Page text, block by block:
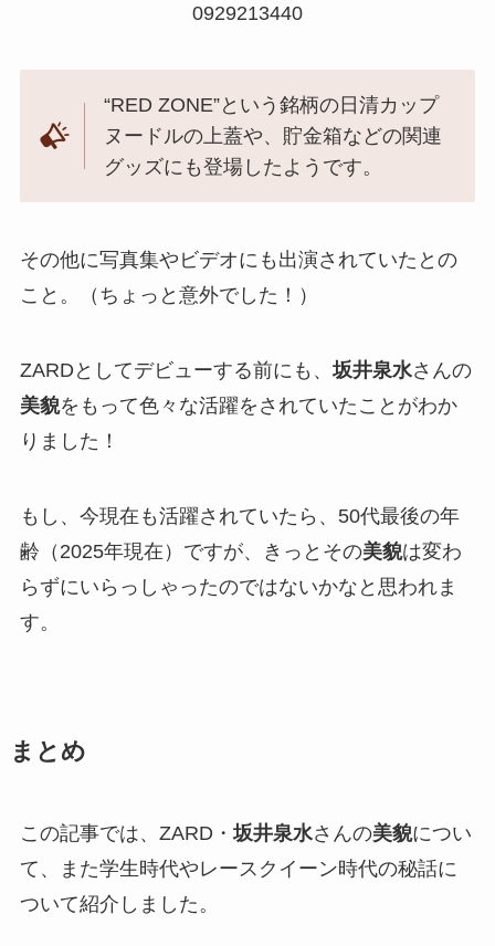
0929213440
“RED ZONE”という銘柄の日清カップ
ヌードルの上蓋や、貯金箱などの関連
グッズにも登場したようです。
その他に写真集やビデオにも出演されていたとの
こと。（ちょっと意外でした！）
ZARDとしてデビューする前にも、坂井泉水さんの
美貌をもって色々な活躍をされていたことがわか
りました！
もし、今現在も活躍されていたら、50代最後の年
齢（2025年現在）ですが、きっとその美貌は変わ
らずにいらっしゃったのではないかなと思われま
す。
まとめ
この記事では、ZARD・坂井泉水さんの美貌につい
て、また学生時代やレースクイーン時代の秘話に
ついて紹介しました。